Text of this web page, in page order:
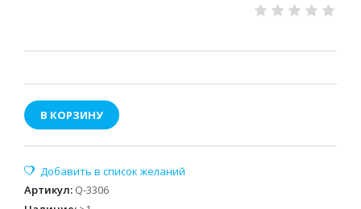
В КОРЗИНУ
Артикул: Q-3306